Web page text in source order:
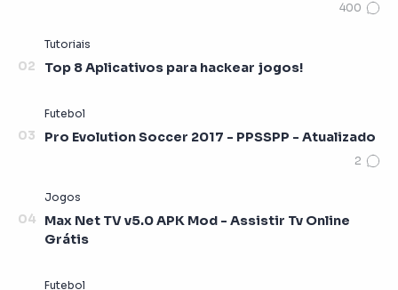
Top 8 Aplicativos para hackear jogos!
Pro Evolution Soccer 2017 - PPSSPP - Atualizado
Max Net TV v5.0 APK Mod - Assistir Tv Online
Grátis